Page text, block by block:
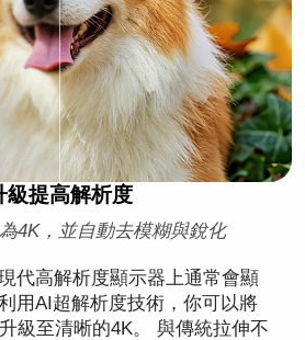
級提高解析度
4K，並自動去模糊與銳化
代高解析度顯示器上通常會顯
用AI超解析度技術，你可以將
級至清晰的4K。 與傳統拉伸不